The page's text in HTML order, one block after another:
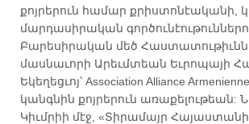
քոյրերուն համար քրիստոնէականի,
մարդասիրական
Բարեսիրական մեծ
մասնաւորի Արեւմտեան Եւրոպայի
Եկեղեցւոյ՝ Association Alliance
կանգնին քոյրերուն առաքելութեան:
Կիւմրիի մէջ, «Տիրամայր